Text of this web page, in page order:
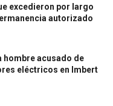
excedieron por largo
autorizado
hombre acusado de
eléctricos en Imbert